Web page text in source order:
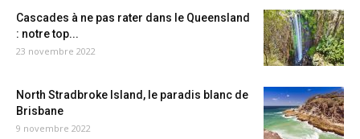
Cascades à ne pas rater dans le Queensland
: notre top...
23 novembre 2022
North Stradbroke Island, le paradis blanc de
Brisbane
9 novembre 2022